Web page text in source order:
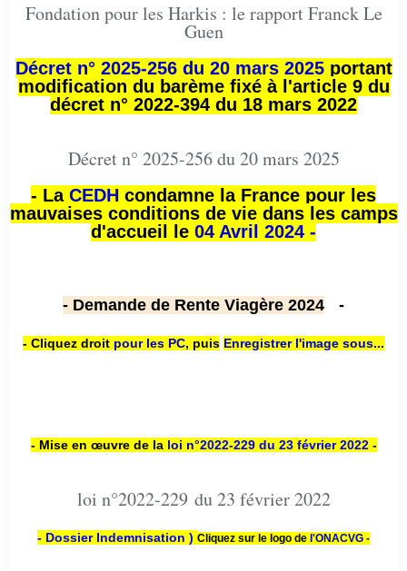
Fondation pour les Harkis : le rapport Franck Le
Guen
Décret n° 2025-256 du 20 mars 2025portant
modification du barème fixé à l'article 9 du
décret n° 2022-394 du 18 mars 2022
Décret n° 2025-256 du 20 mars 2025
- La CEDH condamne la France pour les
mauvaises conditions de vie dans les camps
d'accueil le 04 Avril 2024 -
- Demande de Rente Viagère 2024 -
- Cliquez droit pour les PC, puis Enregistrer l'image sous...
- Mise en œuvre de la loi n°2022-229 du 23 février 2022 -
loi n°2022-229 du 23 février 2022
- Dossier Indemnisation ) Cliquez sur le logo de l'ONACVG -